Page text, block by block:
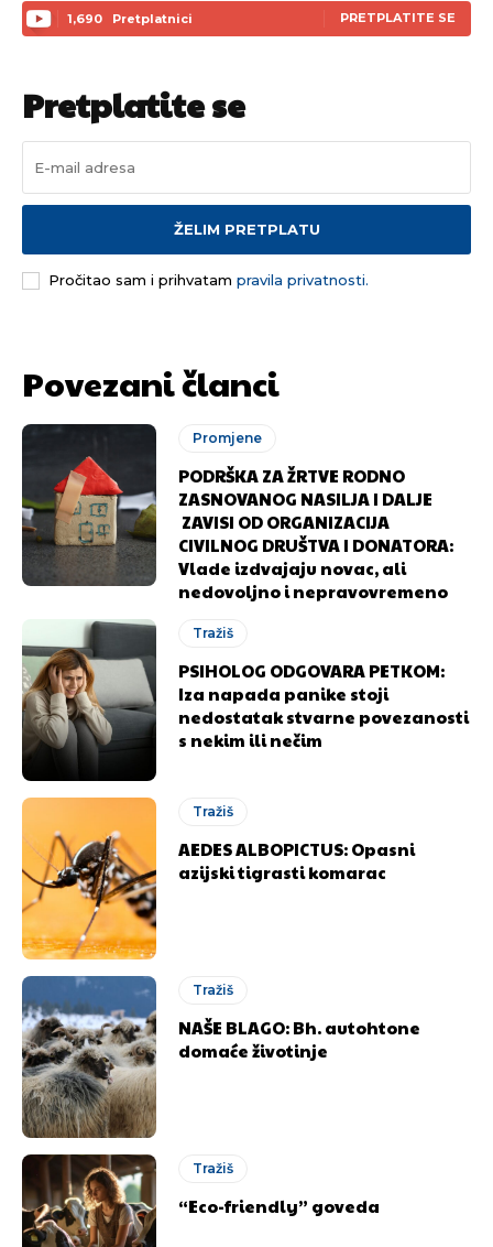
1,690 Pretplatnici PRETPLATITE SE
Pretplatite se
ŽELIM PRETPLATU
Pročitao sam i prihvatam pravila privatnosti.
Povezani članci
Promjene
PODRŠKA ZA ŽRTVE RODNO
ZASNOVANOG NASILJA I DALJE
ZAVISI OD ORGANIZACIJA
CIVILNOG DRUŠTVA I DONATORA:
Vlade izdvajaju novac, ali
nedovoljno i nepravovremeno
Tražiš
PSIHOLOG ODGOVARA PETKOM:
Iza napada panike stoji
nedostatak stvarne povezanosti
s nekim ili nečim
Tražiš
AEDES ALBOPICTUS: Opasni
azijski tigrasti komarac
Tražiš
NAŠE BLAGO: Bh. autohtone
domaće životinje
Tražiš
“Eco-friendly” goveda